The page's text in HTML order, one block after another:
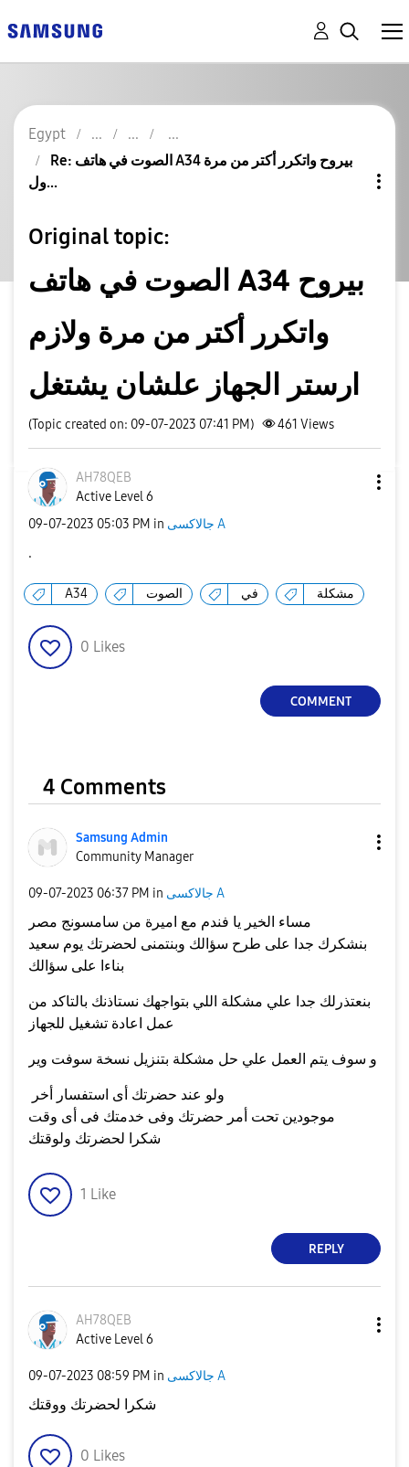
Egypt
Re: الصوت في هاتف A34 بيروح واتكرر أكتر من مرة
ول...
Original topic:
الصوت في هاتف A34 بيروح
واتكرر أكتر من مرة ولازم
ارستر الجهاز علشان يشتغل
(Topic created on: 09-07-2023 07:41 PM) 461 Views
AH78QEB
Active Level 6
‎09-07-2023 05:03 PM in جالاكسى A
.
A34 الصوت في مشكلة
0 Likes
COMMENT
4 Comments
Samsung Admin
Community Manager
‎09-07-2023 06:37 PM in جالاكسى A
مساء الخير يا فندم مع اميرة من سامسونج مصر
بنشكرك جدا على طرح سؤالك وبنتمنى لحضرتك يوم سعيد
بناءا على سؤالك
بنعتذرلك جدا علي مشكلة اللي بتواجهك نستاذنك بالتاكد من
ولو عند حضرتك أى استفسار أخر
موجودين تحت أمر حضرتك وفى خدمتك فى أى وقت
1 Like
REPLY
AH78QEB
Active Level 6
‎09-07-2023 08:59 PM in جالاكسى A
شكرا لحضرتك ووقتك
0 Likes